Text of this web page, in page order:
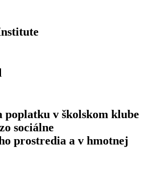
poplatku v školskom klube
sociálne
prostredia a v hmotnej